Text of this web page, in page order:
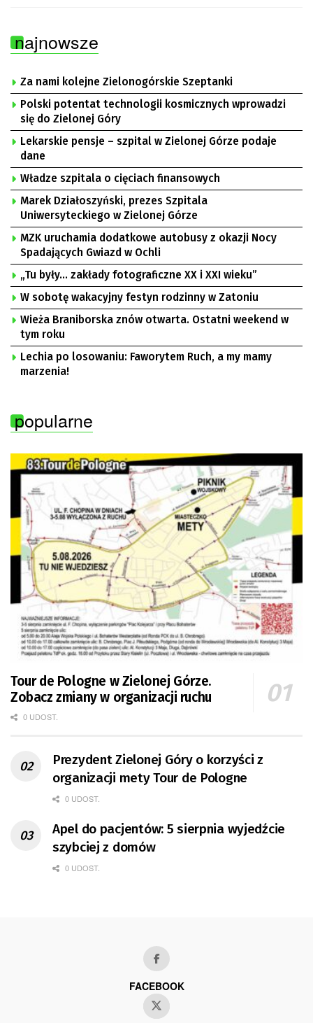
najnowsze
Za nami kolejne Zielonogórskie Szeptanki
Polski potentat technologii kosmicznych wprowadzi
się do Zielonej Góry
Lekarskie pensje – szpital w Zielonej Górze podaje
dane
Władze szpitala o cięciach finansowych
Marek Działoszyński, prezes Szpitala
Uniwersyteckiego w Zielonej Górze
MZK uruchamia dodatkowe autobusy z okazji Nocy
Spadających Gwiazd w Ochli
„Tu były… zakłady fotograficzne XX i XXI wieku”
W sobotę wakacyjny festyn rodzinny w Zatoniu
Wieża Braniborska znów otwarta. Ostatni weekend w
tym roku
Lechia po losowaniu: Faworytem Ruch, a my mamy
marzenia!
popularne
Tour de Pologne w Zielonej Górze.
Zobacz zmiany w organizacji ruchu
0 UDOST.
Prezydent Zielonej Góry o korzyści z
organizacji mety Tour de Pologne
0 UDOST.
Apel do pacjentów: 5 sierpnia wyjedźcie
szybciej z domów
0 UDOST.
FACEBOOK